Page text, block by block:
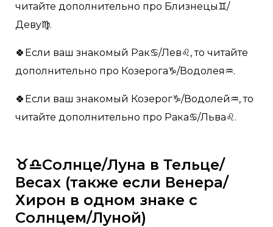
читайте дополнительно про Близнецы♊️/
Деву♍️.
🍀Если ваш знакомый Рак♋️/Лев♌️, то читайте
дополнительно про Козерога♑️/Водолея♒️.
🍀Если ваш знакомый Козерог♑️/Водолей♒️, то
читайте дополнительно про Рака♋️/Льва♌️.
♉♎Солнце/Луна в Тельце/
Весах (также если Венера/
Хирон в одном знаке с
Солнцем/Луной)